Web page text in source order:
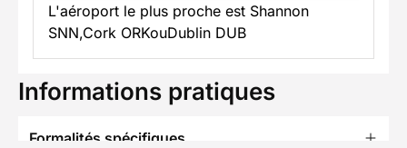
L'aéroport le plus proche est Shannon
SNN,Cork ORKouDublin DUB
Informations pratiques
Formalités spécifiques